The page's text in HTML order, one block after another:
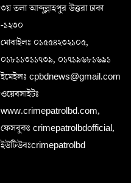
৩য় তলা আব্দুল্লাহপুর উত্তরা ঢাকা
-১২৩০
মোবাইলঃ ০১৫৫৪২৩২১০৫,
০১৮১১৩১১৭৩৯, ০১৭১৯৬৮১৬৯১
ইমেইলঃ cpbdnews@gmail.com
ওয়েবসাইটঃ
www.crimepatrolbd.com,
ফেসবুকঃ crimepatrolbdofficial,
ইউটিউবঃcrimepatrolbd